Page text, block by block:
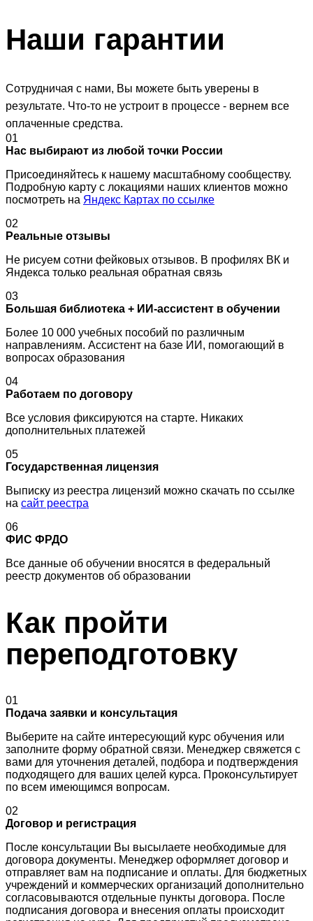
Наши гарантии
Сотрудничая с нами, Вы можете быть уверены в
результате. Что-то не устроит в процессе - вернем все
оплаченные средства.
01
Нас выбирают из любой точки России
Присоединяйтесь к нашему масштабному сообществу.
Подробную карту с локациями наших клиентов можно
посмотреть на Яндекс Картах по ссылке
02
Реальные отзывы
Не рисуем сотни фейковых отзывов. В профилях ВК и
Яндекса только реальная обратная связь
03
Большая библиотека + ИИ-ассистент в обучении
Более 10 000 учебных пособий по различным
направлениям. Ассистент на базе ИИ, помогающий в
вопросах образования
04
Работаем по договору
Все условия фиксируются на старте. Никаких
дополнительных платежей
05
Государственная лицензия
Выписку из реестра лицензий можно скачать по ссылке
на сайт реестра
06
ФИС ФРДО
Все данные об обучении вносятся в федеральный
реестр документов об образовании
Как пройти
переподготовку
01
Подача заявки и консультация
Выберите на сайте интересующий курс обучения или
заполните форму обратной связи. Менеджер свяжется с
вами для уточнения деталей, подбора и подтверждения
подходящего для ваших целей курса. Проконсультирует
по всем имеющимся вопросам.
02
Договор и регистрация
После консультации Вы высылаете необходимые для
договора документы. Менеджер оформляет договор и
отправляет вам на подписание и оплаты. Для бюджетных
учреждений и коммерческих организаций дополнительно
согласовываются отдельные пункты договора. После
подписания договора и внесения оплаты происходит